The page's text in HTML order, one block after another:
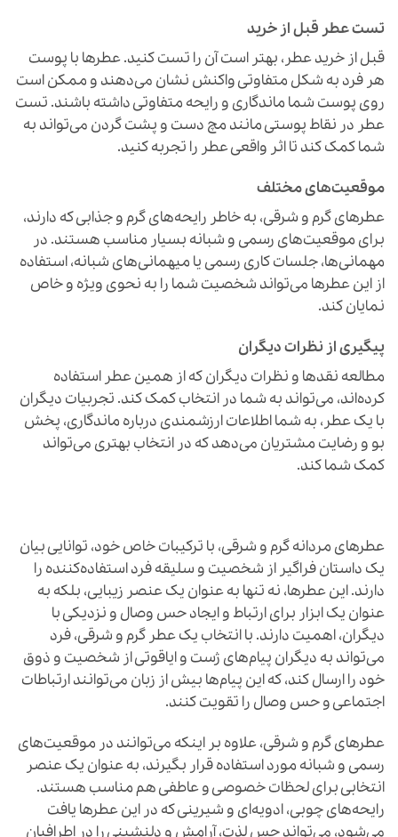
تست عطر قبل از خرید
قبل از خرید عطر، بهتر است آن را تست کنید. عطرها با پوست
هر فرد به شکل متفاوتی واکنش نشان می‌دهند و ممکن است
روی پوست شما ماندگاری و رایحه متفاوتی داشته باشند. تست
عطر در نقاط پوستی مانند مچ دست و پشت گردن می‌تواند به
شما کمک کند تا اثر واقعی عطر را تجربه کنید.
موقعیت‌های مختلف
عطرهای گرم و شرقی، به خاطر رایحه‌های گرم و جذابی که دارند،
برای موقعیت‌های رسمی و شبانه بسیار مناسب هستند. در
مهمانی‌ها، جلسات کاری رسمی یا میهمانی‌های شبانه، استفاده
از این عطرها می‌تواند شخصیت شما را به نحوی ویژه و خاص
نمایان کند.
پیگیری از نظرات دیگران
مطالعه نقدها و نظرات دیگران که از همین عطر استفاده
کرده‌اند، می‌تواند به شما در انتخاب کمک کند. تجربیات دیگران
با یک عطر، به شما اطلاعات ارزشمندی درباره ماندگاری، پخش
بو و رضایت مشتریان می‌دهد که در انتخاب بهتری می‌تواند
کمک شما کند.
عطرهای مردانه گرم و شرقی، با ترکیبات خاص خود، توانایی بیان
یک داستان فراگیر از شخصیت و سلیقه فرد استفاده‌کننده را
دارند. این عطرها، نه تنها به عنوان یک عنصر زیبایی، بلکه به
عنوان یک ابزار برای ارتباط و ایجاد حس وصال و نزدیکی با
دیگران، اهمیت دارند. با انتخاب یک عطر گرم و شرقی، فرد
می‌تواند به دیگران پیام‌های ژست و ایاقوتی از شخصیت و ذوق
خود را ارسال کند، که این پیام‌ها بیش از زبان می‌توانند ارتباطات
اجتماعی و حس وصال را تقویت کنند.
عطرهای گرم و شرقی، علاوه بر اینکه می‌توانند در موقعیت‌های
رسمی و شبانه مورد استفاده قرار بگیرند، به عنوان یک عنصر
انتخابی برای لحظات خصوصی و عاطفی هم مناسب هستند.
رایحه‌های چوبی، ادویه‌ای و شیرینی که در این عطرها یافت
می‌شود، می‌تواند حس لذت، آرامش و دلنشینی را در اطرافیان